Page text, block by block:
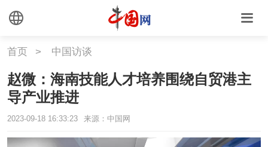
首页 > 中国访谈
赵微：海南技能人才培养围绕自贸港主
导产业推进
2023-09-18 16:33:23 来源：中国网